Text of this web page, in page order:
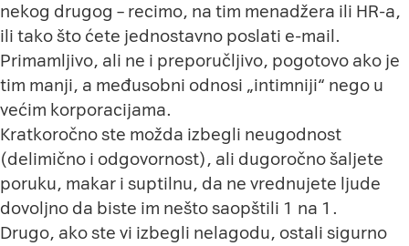
nekog drugog – recimo, na tim menadžera ili HR-a,
ili tako što ćete jednostavno poslati e-mail.
Primamljivo, ali ne i preporučljivo, pogotovo ako je
tim manji, a međusobni odnosi „intimniji“ nego u
većim korporacijama.
Kratkoročno ste možda izbegli neugodnost
(delimično i odgovornost), ali dugoročno šaljete
poruku, makar i suptilnu, da ne vrednujete ljude
dovoljno da biste im nešto saopštili 1 na 1.
Drugo, ako ste vi izbegli nelagodu, ostali sigurno